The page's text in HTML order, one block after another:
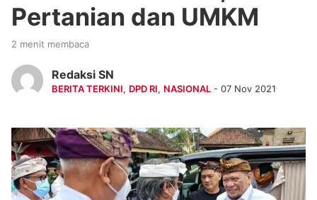
Pertanian dan UMKM
2 menit membaca
Redaksi SN
BERITA TERKINI, DPD RI, NASIONAL - 07 Nov 2021